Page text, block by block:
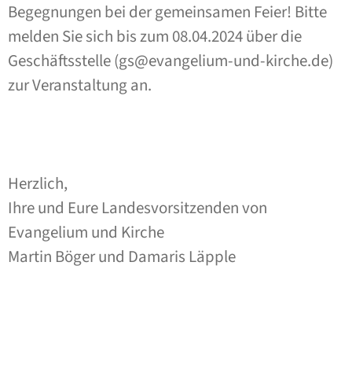
Begegnungen bei der gemeinsamen Feier! Bitte
melden Sie sich bis zum 08.04.2024 über die
Geschäftsstelle (gs@evangelium-und-kirche.de)
zur Veranstaltung an.
Herzlich,
Ihre und Eure Landesvorsitzenden von
Evangelium und Kirche
Martin Böger und Damaris Läpple